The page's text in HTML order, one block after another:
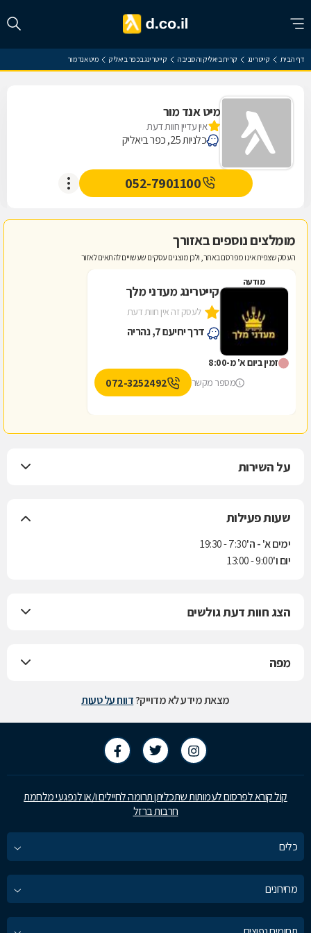
דף הבית קייטרינג קרית ביאליק והסביבה קייטרינג בכפר ביאליק מיט אנד מור
מיט אנד מור
אין עדיין חוות דעת
כלניות 25, כפר ביאליק
052-7901100
מומלצים נוספים באזורך
העסק שצפית אינו מפרסם באתר, ולכן מוצגים עסקים שעשויים להתאים לאזור
מודעה
קייטרינג מעדני מלך
לעסק זה אין חוות דעת
דרך יחיעם 7, נהריה
זמין ביום א' מ-8:00
מספר מקשר
072-3252492
על השירות
שעות פעילות
ימים א' - ה'7:30 - 19:30
יום ו'9:00 - 13:00
הצג חוות דעת גולשים
מפה
מצאת מידע לא מדוייק?דווח על טעות
קול קורא לפרסום לעמותות שתכליתן תרומה לחיילים ו/או לנפגעי מלחמת
חרבות ברזל
כלים
מחירונים